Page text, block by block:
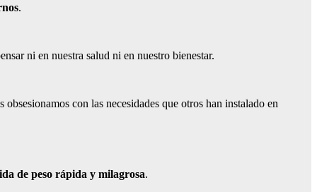
.
ni en nuestra salud ni en nuestro bienestar.
con las necesidades que otros han instalado en
de peso rápida y milagrosa.